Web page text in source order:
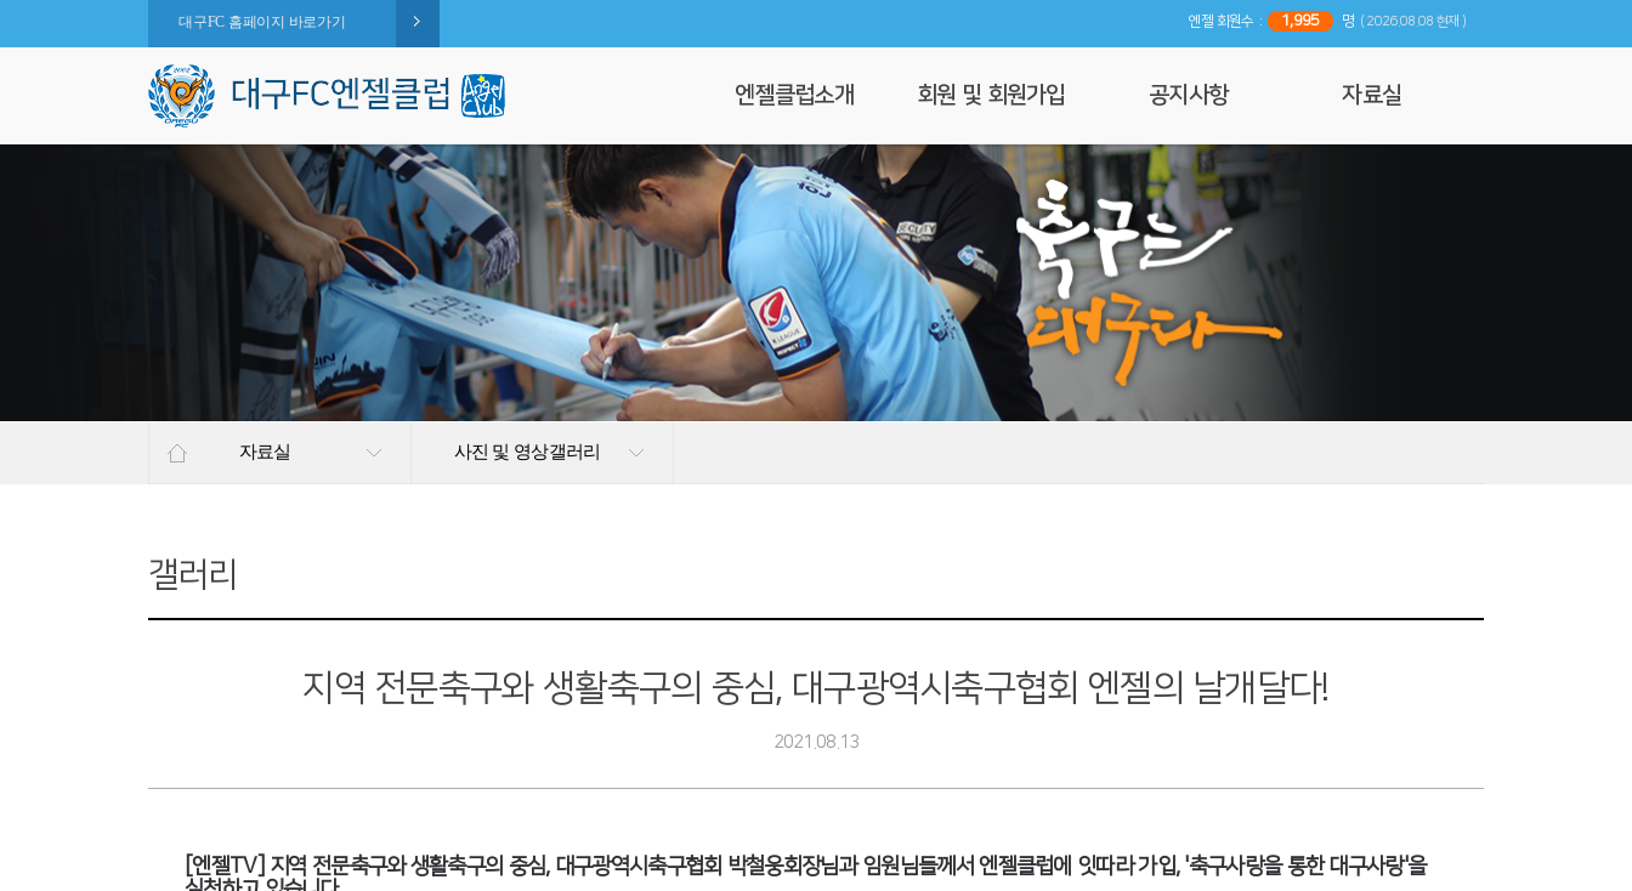
대구FC 홈페이지 바로가기 엔젤 회원수 : 1,995 명 ( 2026.08.08 현재 )
엔젤클럽소개
회장 인사말
엔젤클럽이란
클럽 조직도
찾아오시는길
회원 및 회원가입
회원가입
회원명부
이 달의 엔젤
공지사항
공지사항
행사일정
자료실
자료실 사진 및 영상갤러리
갤러리
지역 전문축구와 생활축구의 중심, 대구광역시축구협회 엔젤의 날개달다!
2021.08.13
[엔젤TV] 지역 전문축구와 생활축구의 중심, 대구광역시축구협회 박철웅회장님과 임원님들께서 엔젤클럽에 잇따라 가입, '축구사랑을 통한 대구사랑'을